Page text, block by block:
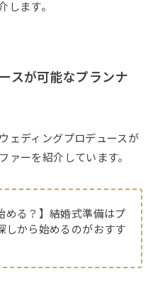
します。
スが可能なプランナ
ェディングプロデュースが
ァーを紹介しています。
める？】結婚式準備はプ
しから始めるのがおすす